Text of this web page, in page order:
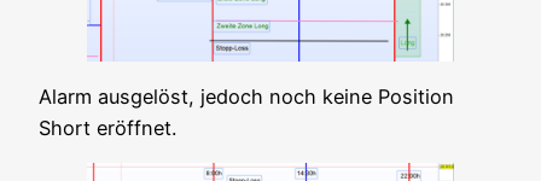
Alarm aus­ge­löst, jedoch noch kei­ne Posi­ti­on
Short eröffnet.